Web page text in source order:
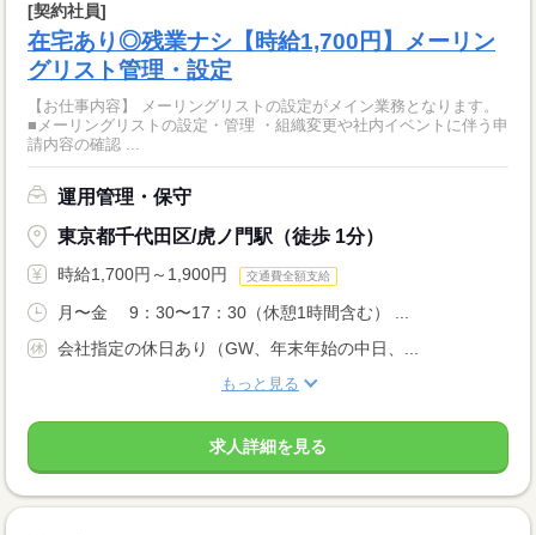
[契約社員]
在宅あり◎残業ナシ【時給1,700円】メーリン
グリスト管理・設定
【お仕事内容】 メーリングリストの設定がメイン業務となります。
■メーリングリストの設定・管理 ・組織変更や社内イベントに伴う申
請内容の確認 ...
運用管理・保守
東京都千代田区/虎ノ門駅（徒歩 1分）
時給1,700円～1,900円 交通費全額支給
月〜金 9：30〜17：30（休憩1時間含む） ...
会社指定の休日あり（GW、年末年始の中日、...
もっと見る
求人詳細を見る